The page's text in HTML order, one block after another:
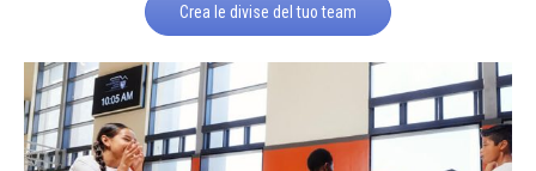
Crea le divise del tuo team